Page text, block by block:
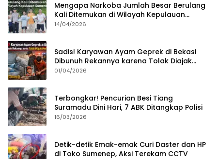
Mengapa Narkoba Jumlah Besar Berulang
Kali Ditemukan di Wilayah Kepulauan
Sumenep?
14/04/2026
Sadis! Karyawan Ayam Geprek di Bekasi
Dibunuh Rekannya karena Tolak Diajak
Merampok Majikan
01/04/2026
Terbongkar! Pencurian Besi Tiang
Suramadu Dini Hari, 7 ABK Ditangkap Polisi
16/03/2026
Detik-detik Emak-emak Curi Daster dan HP
di Toko Sumenep, Aksi Terekam CCTV